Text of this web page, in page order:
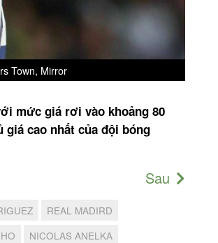
Town, Mirror
mức giá rơi vào khoảng 80
cao nhất của đội bóng
Sau
REAL MADIRD
NICOLAS ANELKA